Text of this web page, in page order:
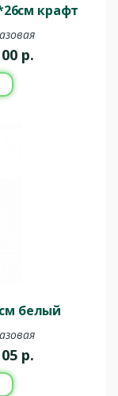
крафт
р.
белый
р.